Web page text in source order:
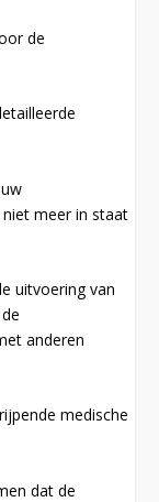
de
meer in staat
uitvoering van
anderen
medische
dat de